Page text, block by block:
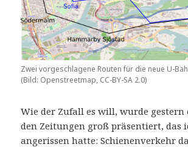
Zwei vorgeschlagene Routen für die neue U-
(Bild: Openstreetmap, CC-BY-SA 2.0)
Wie der Zufall es will, wurde gestern
den Zeitungen groß präsentiert, das
angerissen hatte: Schienenverkehr